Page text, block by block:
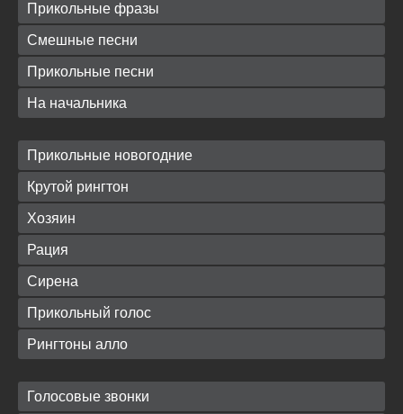
Прикольные фразы
Смешные песни
Прикольные песни
На начальника
Прикольные новогодние
Крутой рингтон
Хозяин
Рация
Сирена
Прикольный голос
Рингтоны алло
Голосовые звонки